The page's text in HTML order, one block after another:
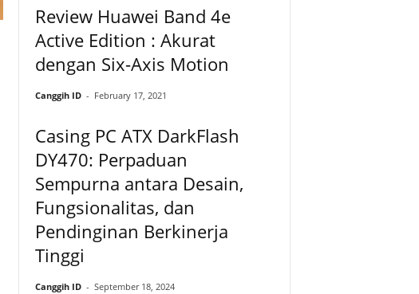
Review Huawei Band 4e
Active Edition : Akurat
dengan Six-Axis Motion
Canggih ID - February 17, 2021
Casing PC ATX DarkFlash
DY470: Perpaduan
Sempurna antara Desain,
Fungsionalitas, dan
Pendinginan Berkinerja
Tinggi
Canggih ID - September 18, 2024